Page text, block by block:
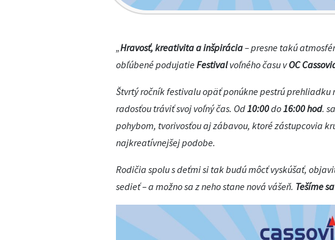
„Hravosť, kreativita a inšpirácia– presne takú
obľúbené podujatieFestivalvoľného času vOC
Štvrtý ročník festivalu opäť ponúkne pestrú prehliadku
radosťou tráviť svoj voľný čas. Od10:00do16:00 hod.
pohybom, tvorivosťou aj zábavou, ktoré zástupcovia
najkreatívnejšej podobe.
Rodičia spolu s deťmi si tak budú môcť vyskúšať,
sedieť – a možno sa z neho stane nová vášeň. Tešíme